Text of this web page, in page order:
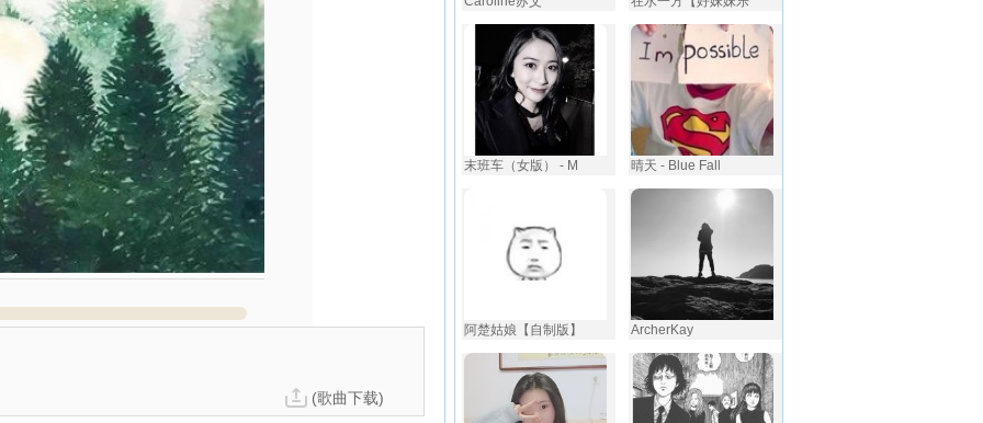
(歌曲下载)
末班车（女版） - M 晴天 - Blue Fall
阿楚姑娘【自制版】 ArcherKay